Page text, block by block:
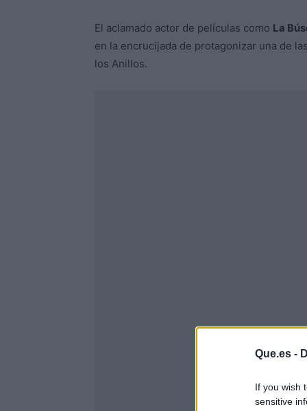
Que.es -
If you wish
sensitive
El aclamado actor de películas como La
en la encrucijada de protagonizar una de
los Anillos.